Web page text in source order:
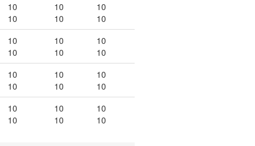
10
10
10
10
10
10
10
10
10
10
10
10
10
10
10
10
10
10
10
10
10
10
10
10